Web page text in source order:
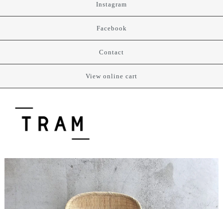
Instagram
Facebook
Contact
View online cart